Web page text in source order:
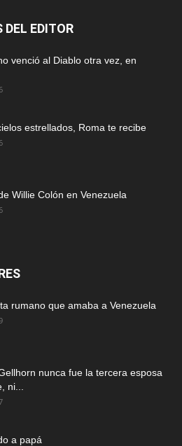
DEL EDITOR
venció al Diablo otra vez, en
estrellados, Roma te recibe
Willie Colón en Venezuela
rumano que amaba a Venezuela
nunca fue la tercera esposa
ni...
a papá